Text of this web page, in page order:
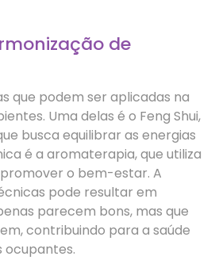
de
que podem ser aplicadas na
Uma delas é o Feng Shui,
busca equilibrar as energias
é a aromaterapia, que utiliza
o bem-estar. A
pode resultar em
parecem bons, mas que
contribuindo para a saúde
ocupantes.